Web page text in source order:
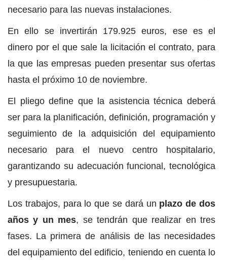
necesario para las nuevas instalaciones.
En ello se invertirán 179.925 euros, ese es el
dinero por el que sale la licitación el contrato, para
la que las empresas pueden presentar sus ofertas
hasta el próximo 10 de noviembre.
El pliego define que la asistencia técnica deberá
ser para la planificación, definición, programación y
seguimiento de la adquisición del equipamiento
necesario para el nuevo centro hospitalario,
garantizando su adecuación funcional, tecnológica
y presupuestaria.
Los trabajos, para lo que se dará un plazo de dos
años y un mes, se tendrán que realizar en tres
fases. La primera de análisis de las necesidades
del equipamiento del edificio, teniendo en cuenta lo